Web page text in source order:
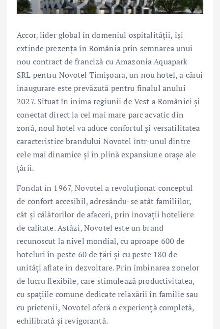
Accor, lider global în domeniul ospitalității, își
extinde prezența în România prin semnarea unui
nou contract de franciză cu Amazonia Aquapark
SRL pentru Novotel Timișoara, un nou hotel, a cărui
inaugurare este prevăzută pentru finalul anului
2027. Situat în inima regiunii de Vest a României și
conectat direct la cel mai mare parc acvatic din
zonă, noul hotel va aduce confortul și versatilitatea
caracteristice brandului Novotel într-unul dintre
cele mai dinamice și în plină expansiune orașe ale
țării.
Fondat în 1967, Novotel a revoluționat conceptul
de confort accesibil, adresându-se atât familiilor,
cât și călătorilor de afaceri, prin inovații hoteliere
de calitate. Astăzi, Novotel este un brand
recunoscut la nivel mondial, cu aproape 600 de
hoteluri în peste 60 de țări și cu peste 180 de
unități aflate în dezvoltare. Prin îmbinarea zonelor
de lucru flexibile, care stimulează productivitatea,
cu spațiile comune dedicate relaxării în familie sau
cu prietenii, Novotel oferă o experiență completă,
echilibrată și revigorantă.